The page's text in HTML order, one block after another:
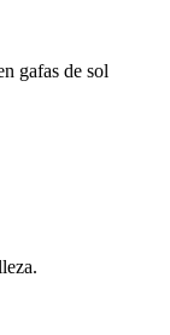
gafas de sol